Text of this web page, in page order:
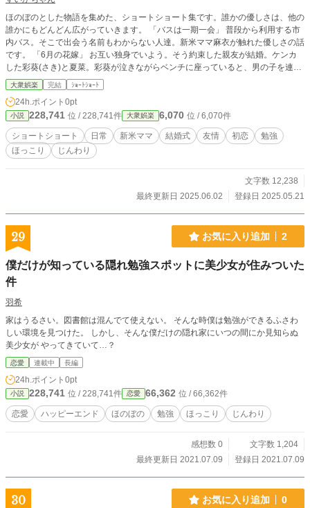
ほのぼのとした物語を集めた、ショートショート集です。誰かの優しさは、他の
誰かにもどんどん広がっていきます。 「バスは一期一会」 普段から利用する市
内バス。そこで出会う名前もわからない人達。新米ママ麻衣が触れた優しさの話
です。 「6月の花嫁」 お互い独身でいよう。そう約束した親友が結婚。ケンカ
した彩葵(さき)と夏菜。彩葵が泣きながらベンチに座っていると、男の子を連れ
た女性が声をかけてきて…。 「友情のカード」 友達から貰ったヒーローカー
ド。 図書館で失くした事に気付き、中学生の健一は焦る。広大な場所で途方に
暮れていたら、1人の女性が声をかけてきて…。 「初恋の人」 若き日、初恋の
人にフラれた茂三郎。なぜ自分はフラれたのかわからず、50年という歳月が過
ぎた。孫に背中を押され、やっと初恋の人に会いに行く決意をする。そこで知っ
た彼女の本心とは…。 「ブランコのおじいさん」 優秀な兄と比べられ、落ち込
む哲(さとる)。家に帰りたくなくてブランコに乗っていたら、いつの間にか隣に
そり屋上で歌を練習していると、一人の青年が声をかけてきて…。
大衆娯楽 完結 ｼｮｰﾄｼｮｰﾄ
24h.ポイント 0pt
小説 228,741 位 / 228,741件 大衆娯楽 6,070 位 / 6,070件
ショートショート 日常 新米ママ 結婚式 友情 初恋
勉強
ほっこり
じんわり
文字数 12,238
最終更新日 2025.06.02
登録日 2025.05.21
29 お気に入り追加 2
僕だけが知っている隠れ勉強スポットに美少女が住みついた
件
羽希
家はうるさい。図書館は混んでて使えない。 そんな時僕は勉強ができるふさわ
しい環境を見つけた。 しかし、そんな僕だけの隠れ家にいつの間にか見知らぬ
美少女が やってきていて…？
恋愛 連載中 長編
24h.ポイント 0pt
小説 228,741 位 / 228,741件 恋愛 66,362 位 / 66,362件
恋愛 ハッピーエンド ほのぼの 勉強 ほっこり じんわり
感想数 0
文字数 1,204
最終更新日 2021.07.09
登録日 2021.07.09
30 お気に入り追加 0